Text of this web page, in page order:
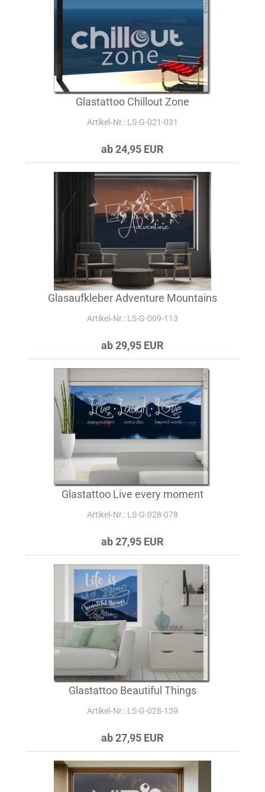
Glastattoo Chillout Zone
Artikel‑Nr.: LS-G-021-031
ab 24,95 EUR
Glasaufkleber Adventure Mountains
Artikel‑Nr.: LS-G-009-113
ab 29,95 EUR
Glastattoo Live every moment
Artikel‑Nr.: LS-G-028-078
ab 27,95 EUR
Glastattoo Beautiful Things
Artikel‑Nr.: LS-G-028-139
ab 27,95 EUR